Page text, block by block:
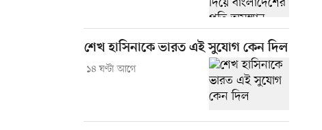
শেখ হাসিনাকে ভারত এই সুযোগ কেন দিল
১৪ ঘণ্টা আগে